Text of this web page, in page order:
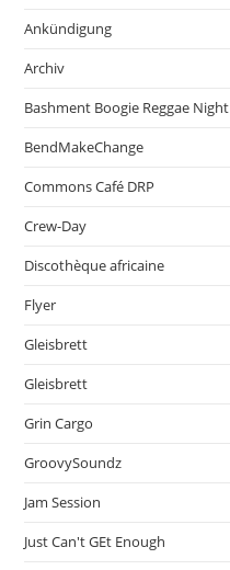
Ankündigung
Archiv
Bashment Boogie Reggae Night
BendMakeChange
Commons Café DRP
Crew-Day
Discothèque africaine
Flyer
Gleisbrett
Gleisbrett
Grin Cargo
GroovySoundz
Jam Session
Just Can't GEt Enough